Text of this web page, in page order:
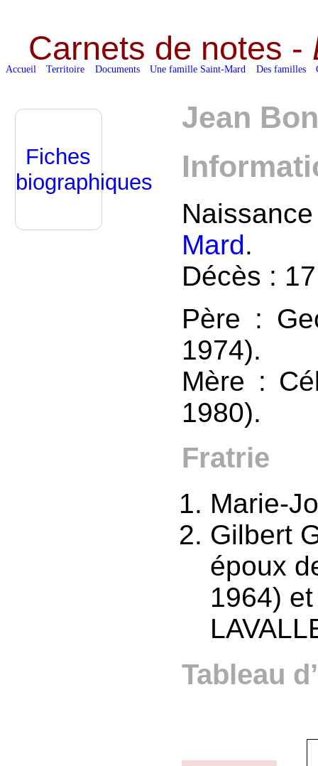
Carnets de notes -
Accueil Territoire Documents Une famille Saint-Mard Des familles
Jean
Mard.
Décès :
Père :
1974).
Mère :
1980).
Fratrie
Marie-
Gilbert
époux
1964)
Tableau
Fiches
biographiques